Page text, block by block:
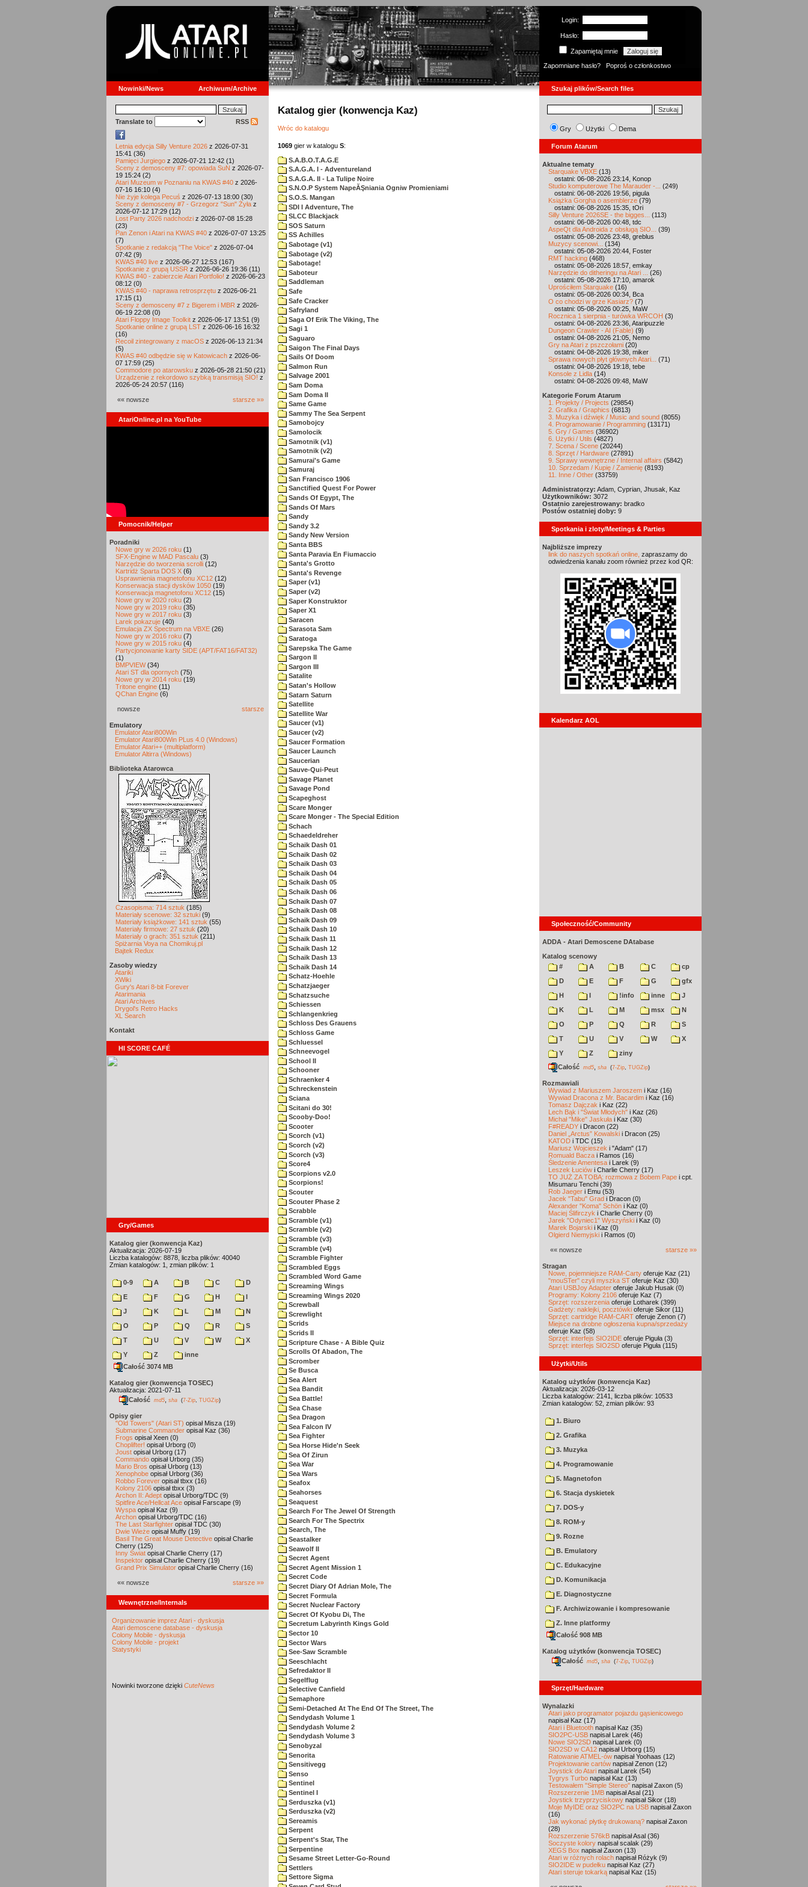
Login:
Hasło:
Zapamiętaj mnie
Zapomniane hasło?
Poproś o członkostwo
Nowinki/News Archiwum/Archive Szukaj plików/Search files
Translate to RSS
Letnia edycja Silly Venture 2026 z 2026-07-31
15:41 (36)
Pamięci Jurgiego z 2026-07-21 12:42 (1)
Sceny z demosceny #7: opowiada SuN z 2026-07-
19 15:24 (2)
Atari Muzeum w Poznaniu na KWAS #40 z 2026-
07-16 16:10 (4)
Nie żyje kolega Pecuś z 2026-07-13 18:00 (30)
Sceny z demosceny #7 - Grzegorz "Sun" Żyła z
2026-07-12 17:29 (12)
Lost Party 2026 nadchodzi z 2026-07-08 15:28
(23)
Pan Zenon i Atari na KWAS #40 z 2026-07-07 13:25
(7)
Spotkanie z redakcją "The Voice" z 2026-07-04
07:42 (9)
KWAS #40 live z 2026-06-27 12:53 (167)
Spotkanie z grupą USSR z 2026-06-26 19:36 (11)
KWAS #40 - zabierzcie Atari Portfolio! z 2026-06-23
08:12 (0)
KWAS #40 - naprawa retrosprzętu z 2026-06-21
17:15 (1)
Sceny z demosceny #7 z Bigerem i MBR z 2026-
06-19 22:08 (0)
Atari Floppy Image Toolkit z 2026-06-17 13:51 (9)
Spotkanie online z grupą LST z 2026-06-16 16:32
(16)
Recoil zintegrowany z macOS z 2026-06-13 21:34
(5)
KWAS #40 odbędzie się w Katowicach z 2026-06-
07 17:59 (25)
Commodore po atarowsku z 2026-05-28 21:50 (21)
Urządzenie z rekordowo szybką transmisją SIO! z
2026-05-24 20:57 (116)
«« nowsze starsze »»
AtariOnline.pl na YouTube
Pomocnik/Helper
Poradniki
Nowe gry w 2026 roku (1)
SFX-Engine w MAD Pascalu (3)
Narzędzie do tworzenia scrolli (12)
Kartridż Sparta DOS X (6)
Usprawnienia magnetofonu XC12 (12)
Konserwacja stacji dysków 1050 (19)
Konserwacja magnetofonu XC12 (15)
Nowe gry w 2020 roku (2)
Nowe gry w 2019 roku (35)
Nowe gry w 2017 roku (3)
Larek pokazuje (40)
Emulacja ZX Spectrum na VBXE (26)
Nowe gry w 2016 roku (7)
Nowe gry w 2015 roku (4)
Partycjonowanie karty SIDE (APT/FAT16/FAT32)
(1)
BMPVIEW(34)
Atari ST dla opornych (75)
Nowe gry w 2014 roku (19)
Tritone engine (11)
QChan Engine (6)
nowsze starsze
Emulatory
Emulator Atari800Win
Emulator Atari800Win PLus 4.0 (Windows)
Emulator Atari++ (multiplatform)
Emulator Altirra (Windows)
Biblioteka Atarowca
Czasopisma: 714 sztuk (185)
Materiały scenowe: 32 sztuki (9)
Materiały książkowe: 141 sztuk (55)
Materiały firmowe: 27 sztuk (20)
Materiały o grach: 351 sztuk (211)
Spiżarnia Voya na Chomikuj.pl
Bajtek Redux
Zasoby wiedzy
Atariki
XWiki
Gury's Atari 8-bit Forever
Atarimania
Atari Archives
Drygol's Retro Hacks
XL Search
Kontakt
HI SCORE CAFÉ
Gry/Games
Katalog gier (konwencja Kaz)
Aktualizacja: 2026-07-19
Liczba katalogów: 8878, liczba plików: 40040
Zmian katalogów: 1, zmian plików: 1
0-9 A B C
D
E
F G H
I
J
K L M
N
O
P Q R
S
T
U V W
X
Y
Z
inne
Całość 3074 MB
Katalog gier (konwencja TOSEC)
Aktualizacja: 2021-07-11
Całość md5 sha (7-Zip TUGZip)
Opisy gier
"Old Towers" (Atari ST) opisał Misza (19)
Submarine Commander opisał Kaz (36)
Frogs opisał Xeen (0)
Choplifter! opisał Urborg (0)
Joust opisał Urborg (17)
Commando opisał Urborg (35)
Mario Bros opisał Urborg (13)
Xenophobe opisał Urborg (36)
Robbo Forever opisał tbxx (16)
Kolony 2106 opisał tbxx (3)
Archon II: Adept opisał Urborg/TDC (9)
Spitfire Ace/Hellcat Ace opisał Farscape (9)
Wyspa opisał Kaz (9)
Archon opisał Urborg/TDC (16)
The Last Starfighter opisał TDC (30)
Dwie Wieże opisał Muffy (19)
Basil The Great Mouse Detective opisał Charlie
Cherry (125)
Inny Świat opisał Charlie Cherry (17)
Inspektor opisał Charlie Cherry (19)
Grand Prix Simulator opisał Charlie Cherry (16)
«« nowsze starsze »»
Wewnętrzne/Internals
Organizowanie imprez Atari - dyskusja
Atari demoscene database - dyskusja
Colony Mobile - dyskusja
Colony Mobile - projekt
Statystyki
Nowinki tworzone dzięki CuteNews
Katalog gier (konwencja Kaz)
Wróc do katalogu
1069 gier w katalogu S:
S.A.B.O.T.A.G.E
S.A.G.A. I - Adventureland
S.A.G.A. II - La Tulipe Noire
S.N.O.P System NapeĂŞniania Ogniw Promieniami
S.O.S. Mangan
SDI I Adventure, The
SLCC Blackjack
SOS Saturn
SS Achilles
Sabotage (v1)
Sabotage (v2)
Sabotage!
Saboteur
Saddleman
Safe
Safe Cracker
Safryland
Saga Of Erik The Viking, The
Sagi 1
Saguaro
Saigon The Final Days
Sails Of Doom
Salmon Run
Salvage 2001
Sam Doma
Sam Doma II
Same Game
Sammy The Sea Serpent
Samobojcy
Samolocik
Samotnik (v1)
Samotnik (v2)
Samurai's Game
Samuraj
San Francisco 1906
Sanctified Quest For Power
Sands Of Egypt, The
Sands Of Mars
Sandy
Sandy 3.2
Sandy New Version
Santa BBS
Santa Paravia En Fiumaccio
Santa's Grotto
Santa's Revenge
Saper (v1)
Saper (v2)
Saper Konstruktor
Saper X1
Saracen
Sarasota Sam
Saratoga
Sarepska The Game
Sargon II
Sargon III
Satalite
Satan's Hollow
Satarn Saturn
Satellite
Satellite War
Saucer (v1)
Saucer (v2)
Saucer Formation
Saucer Launch
Saucerian
Sauve-Qui-Peut
Savage Planet
Savage Pond
Scapeghost
Scare Monger
Scare Monger - The Special Edition
Schach
Schaedeldreher
Schaik Dash 01
Schaik Dash 02
Schaik Dash 03
Schaik Dash 04
Schaik Dash 05
Schaik Dash 06
Schaik Dash 07
Schaik Dash 08
Schaik Dash 09
Schaik Dash 10
Schaik Dash 11
Schaik Dash 12
Schaik Dash 13
Schaik Dash 14
Schatz-Hoehle
Schatzjaeger
Schatzsuche
Schiessen
Schlangenkrieg
Schloss Des Grauens
Schloss Game
Schluessel
Schneevogel
School II
Schooner
Schraenker 4
Schreckenstein
Sciana
Scitani do 30!
Scooby-Doo!
Scooter
Scorch (v1)
Scorch (v2)
Scorch (v3)
Score4
Scorpions v2.0
Scorpions!
Scouter
Scouter Phase 2
Scrabble
Scramble (v1)
Scramble (v2)
Scramble (v3)
Scramble (v4)
Scramble Fighter
Scrambled Eggs
Scrambled Word Game
Screaming Wings
Screaming Wings 2020
Screwball
Screwlight
Scrids
Scrids II
Scripture Chase - A Bible Quiz
Scrolls Of Abadon, The
Scromber
Se Busca
Sea Alert
Sea Bandit
Sea Battle!
Sea Chase
Sea Dragon
Sea Falcon IV
Sea Fighter
Sea Horse Hide'n Seek
Sea Of Zirun
Sea War
Sea Wars
Seafox
Seahorses
Seaquest
Search For The Jewel Of Strength
Search For The Spectrix
Search, The
Seastalker
Seawolf II
Secret Agent
Secret Agent Mission 1
Secret Code
Secret Diary Of Adrian Mole, The
Secret Formula
Secret Nuclear Factory
Secret Of Kyobu Di, The
Secretum Labyrinth Kings Gold
Sector 10
Sector Wars
See-Saw Scramble
Seeschlacht
Sefredaktor II
Segelflug
Selective Canfield
Semaphore
Semi-Detached At The End Of The Street, The
Sendydash Volume 1
Sendydash Volume 2
Sendydash Volume 3
Senobyzal
Senorita
Sensitivegg
Senso
Sentinel
Sentinel I
Serduszka (v1)
Serduszka (v2)
Sereamis
Serpent
Serpent's Star, The
Serpentine
Sesame Street Letter-Go-Round
Settlers
Settore Sigma
Gry Użytki Dema
Forum Atarum
Aktualne tematy
Starquake VBXE (13)
ostatni: 06-08-2026 23:14, Konop
Studio komputerowe The Marauder -...
(249)
ostatni: 06-08-2026 19:56, pigula
Książka Gorgha o asemblerze (79)
ostatni: 06-08-2026 15:35, tOri
Silly Venture 2026SE - the bigges...
(113)
ostatni: 06-08-2026 00:48, tdc
AspeQt dla Androida z obsługą SIO...
(39)
ostatni: 05-08-2026 23:48, greblus
Muzycy scenowi...
(134)
ostatni: 05-08-2026 20:44, Foster
RMT hacking (468)
ostatni: 05-08-2026 18:57, emkay
Narzędzie do ditheringu na Atari ...
(26)
ostatni: 05-08-2026 17:10, amarok
Uprościłem Starquake (16)
ostatni: 05-08-2026 00:34, Bca
O co chodzi w grze Kasiarz? (7)
ostatni: 05-08-2026 00:25, MaW
Rocznica 1 sierpnia - turówka WRCOH (3)
ostatni: 04-08-2026 23:36, Ataripuzzle
Dungeon Crawler - AI (Fable) (9)
ostatni: 04-08-2026 21:05, Nemo
Gry na Atari z pszczołami (20)
ostatni: 04-08-2026 19:38, miker
Sprawa nowych płyt głównych Atari...
(71)
ostatni: 04-08-2026 19:18, tebe
Konsole z Lidla (14)
ostatni: 04-08-2026 09:48, MaW
Kategorie Forum Atarum
1. Projekty / Projects (29854)
2. Grafika / Graphics (6813)
3. Muzyka i dźwięk / Music and sound (8055)
4. Programowanie / Programming (13171)
5. Gry / Games (36902)
6. Użytki / Utils (4827)
7. Scena / Scene (20244)
8. Sprzęt / Hardware (27891)
9. Sprawy wewnętrzne / Internal affairs (5842)
10. Sprzedam / Kupię / Zamienię (8193)
11. Inne / Other (33759)
Administratorzy: Adam, Cyprian, Jhusak, Kaz
Użytkowników: 3072
Ostatnio zarejestrowany: bradko
Postów ostatniej doby: 9
Spotkania i zloty/Meetings & Parties
Najbliższe imprezy
link do naszych spotkań online, zapraszamy do
odwiedzenia kanału zoom również przez kod QR:
Kalendarz AOL
Społeczność/Community
ADDA - Atari Demoscene DAtabase
Katalog scenowy
#
A B C
cp
D
E F G
gfx
H
I !info inne
J
K
L M msx
N
O
P Q R
S
T
U V W
X
Y
Z
ziny
Całość md5 sha (7-Zip TUGZip)
Rozmawiali
Wywiad z Mariuszem Jaroszem i Kaz (16)
Wywiad Dracona z Mr. Bacardim i Kaz (16)
Tomasz Dajczak i Kaz (22)
Lech Bąk i "Świat Młodych" i Kaz (26)
Michał "Mike" Jaskuła i Kaz (30)
F#READY i Dracon (22)
Daniel „Arctus” Kowalski i Dracon (25)
KATOD i TDC (15)
Mariusz Wojcieszek i "Adam" (17)
Romuald Bacza i Ramos (16)
Śledzenie Amentesa i Larek (9)
Leszek Łuciów i Charlie Cherry (17)
TO JUŻ ZA TOBĄ: rozmowa z Bobem Pape i cpt.
Misumaru Tenchi (39)
Rob Jaeger i Emu (53)
Jacek "Tabu" Grad i Dracon (0)
Alexander "Koma" Schön i Kaz (0)
Maciej Ślifirczyk i Charlie Cherry (0)
Jarek "Odyniec1" Wyszyński i Kaz (0)
Marek Bojarski i Kaz (0)
Olgierd Niemyjski i Ramos (0)
«« nowsze starsze »»
Stragan
Nowe, pojemniejsze RAM-Carty oferuje Kaz (21)
"mouSTer" czyli myszka ST oferuje Kaz (30)
Atari USBJoy Adapter oferuje Jakub Husak (0)
Programy: Kolony 2106 oferuje Kaz (7)
Sprzęt: rozszerzenia oferuje Lotharek (399)
Gadżety: naklejki, pocztówki oferuje Sikor (11)
Sprzęt: cartridge RAM-CART oferuje Zenon (7)
Miejsce na drobne ogłoszenia kupna/sprzedaży
oferuje Kaz (58)
Sprzęt: interfejs SIO2IDE oferuje Piguła (3)
Sprzęt: interfejs SIO2SD oferuje Piguła (115)
Użytki/Utils
Katalog użytków (konwencja Kaz)
Aktualizacja: 2026-03-12
Liczba katalogów: 2141, liczba plików: 10533
Zmian katalogów: 52, zmian plików: 93
1. Biuro
2. Grafika
3. Muzyka
4. Programowanie
5. Magnetofon
6. Stacja dyskietek
7. DOS-y
8. ROM-y
9. Rozne
B. Emulatory
C. Edukacyjne
D. Komunikacja
E. Diagnostyczne
F. Archiwizowanie i kompresowanie
Z. Inne platformy
Całość 908 MB
Katalog użytków (konwencja TOSEC)
Całość md5 sha (7-Zip TUGZip)
Sprzęt/Hardware
Wynalazki
Atari jako programator pojazdu gąsienicowego
napisał Kaz (17)
Atari i Bluetooth napisał Kaz (35)
SIO2PC-USB napisał Larek (46)
Nowe SIO2SD napisał Larek (0)
SIO2SD w CA12 napisał Urborg (15)
Ratowanie ATMEL-ów napisał Yoohaas (12)
Projektowanie cartów napisał Zenon (12)
Joystick do Atari napisał Larek (54)
Tygrys Turbo napisał Kaz (13)
Testowałem "Simple Stereo" napisał Zaxon (5)
Rozszerzenie 1MB napisał Asal (21)
Joystick trzyprzyciskowy napisał Sikor (18)
Moje MyIDE oraz SIO2PC na USB napisał Zaxon
(16)
Jak wykonać płytkę drukowaną? napisał Zaxon
(28)
Rozszerzenie 576kB napisał Asal (36)
Soczyste kolory napisał scalak (29)
XEGS Box napisał Zaxon (13)
Atari w różnych rolach napisał Różyk (9)
SIO2IDE w pudełku napisał Kaz (27)
Atari steruje tokarką napisał Kaz (15)